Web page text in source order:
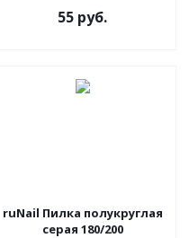
55 руб.
ruNail Пилка полукруглая
серая 180/200